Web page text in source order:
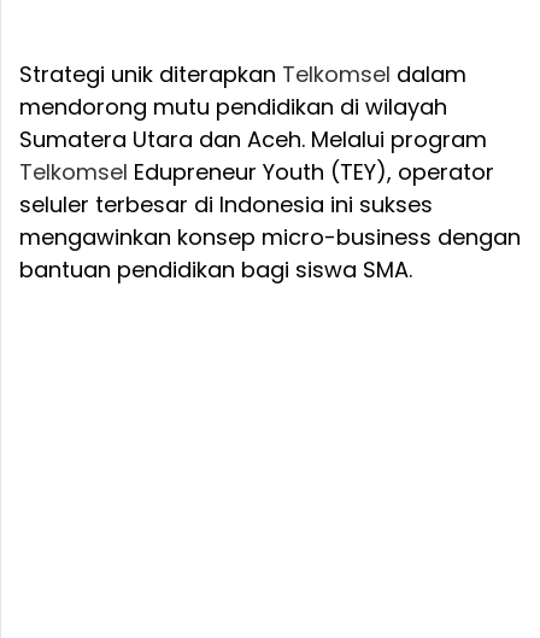
Strategi unik diterapkan Telkomsel dalam
mendorong mutu pendidikan di wilayah
Sumatera Utara dan Aceh. Melalui program
Telkomsel Edupreneur Youth (TEY), operator
seluler terbesar di Indonesia ini sukses
mengawinkan konsep micro-business dengan
bantuan pendidikan bagi siswa SMA.